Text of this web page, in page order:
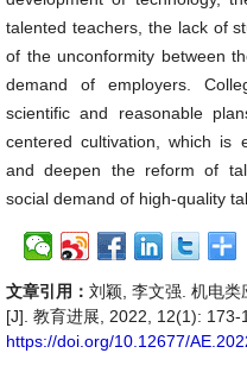
talented teachers, the lack of
of the unconformity between
demand of employers.
scientific and reasonable
centered cultivation, which is
and deepen the reform of
social demand of high-quality
文章引用： 刘颖, 李文强. 机电
[J]. 教育进展, 2022, 12(1): 173-
https://doi.org/10.12677/